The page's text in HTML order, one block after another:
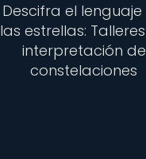
Descifra el lenguaje
las estrellas:
interpretación de
constelaciones